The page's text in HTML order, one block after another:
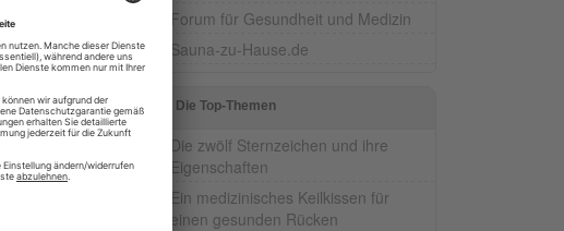
Forum für Gesundheit und Medizin
Sauna-zu-Hause.de
Die Top-Themen
Die zwölf Sternzeichen und ihre
Eigenschaften
Ein medizinisches Keilkissen für
einen gesunden Rücken